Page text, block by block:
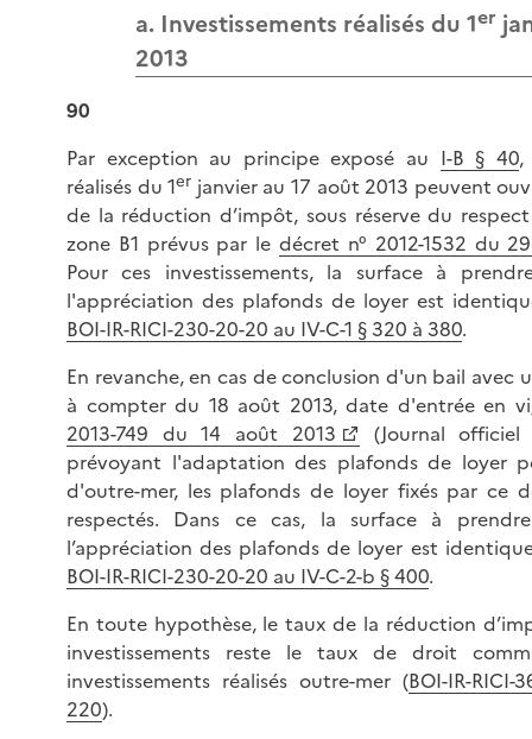
a. Investissements réalisés du 1er
2013
90
Par exception au principe exposé au I-B § 40,
réalisés du 1er janvier au 17 août 2013 peuvent
de la réduction d’impôt, sous réserve du
zone B1 prévus par ledécret n° 2012-1532 du
Pour ces investissements, la surface à
l'appréciation des plafonds de loyer est
BOI-IR-RICI-230-20-20 au IV-C-1 § 320 à 380.
En revanche, en cas de conclusion d'un bail avec
à compter du 18 août 2013, date d'entrée en
2013-749 du 14 août 2013
(Journal
prévoyant l'adaptation des plafonds de loyer
d'outre-mer, les plafonds de loyer fixés par ce
respectés. Dans ce cas, la surface à
l’appréciation des plafonds de loyer est
BOI-IR-RICI-230-20-20 au IV-C-2-b § 400.
En toute hypothèse, le taux de la réduction
investissements reste le taux de droit
investissements réalisés outre-mer (BOI-IR-RICI-
220).